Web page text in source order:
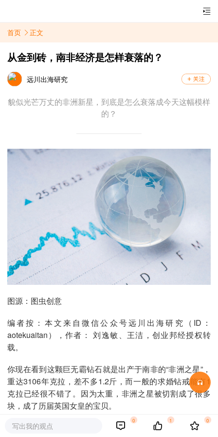
首页 正文
从金到砖，南非经济是怎样衰落的？
远川出海研究
貌似光芒万丈的非洲新星，到底是怎么衰落成今天这幅模样
的？
图源：图虫创意
编者按：本文来自微信公众号远川出海研究（ID：
aotekuaitan），作者： 刘逸敏、王洁，创业邦经授权转
载。
你现在看到这颗巨无霸钻石就是出产于南非的“非洲之星”，
重达3106年克拉，差不多1.2斤，而一般的求婚钻戒能有1
克拉已经很不错了。因为太重，非洲之星被切割成了很多
块，成了历届英国女皇的宝贝。
写出我的观点
0 1 0